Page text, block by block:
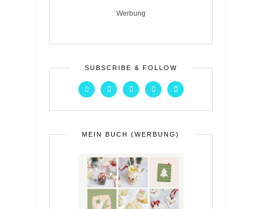
Werbung
SUBSCRIBE & FOLLOW
MEIN BUCH (WERBUNG)